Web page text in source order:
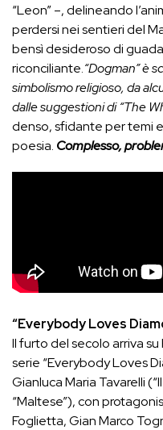
“Leon” –, delineando
perdersi nei sentieri del
bensì desideroso di
riconciliante.“Dogman” è
simbolismo religioso, da
dalle suggestioni di “The
denso, sfidante per temi
poesia. Complesso,
“Everybody Loves
Il furto del secolo arriva
serie “Everybody Loves
Gianluca Maria Tavarelli
“Maltese”), con
Foglietta, Gian Marco